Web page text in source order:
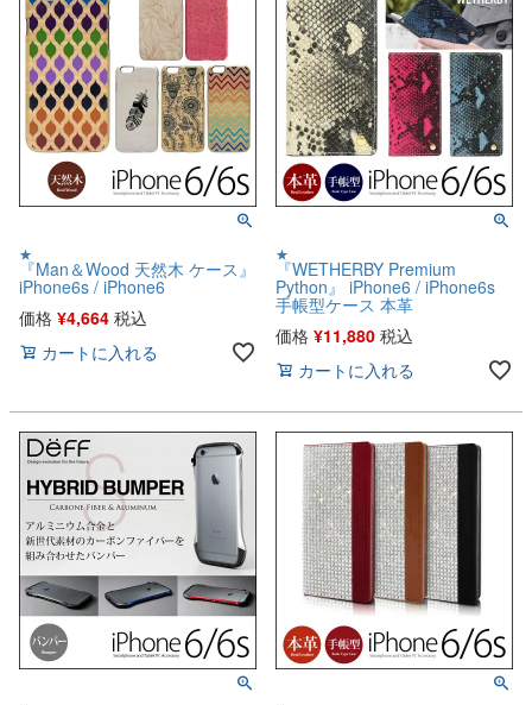
★
『Man＆Wood 天然木 ケース』
iPhone6s / iPhone6
価格 ¥4,664 税込
カートに入れる
★
『WETHERBY Premium
Python』 iPhone6 / iPhone6s
手帳型ケース 本革
価格 ¥11,880 税込
カートに入れる